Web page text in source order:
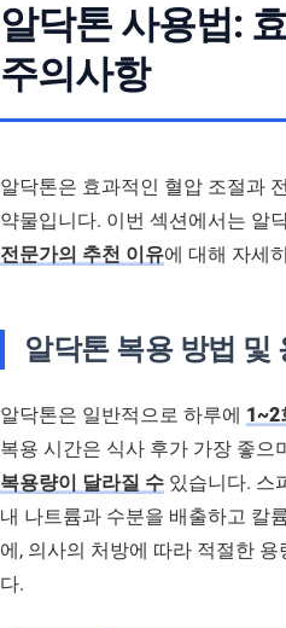
알닥톤 사용법:
주의사항
알닥톤은 효과적인 혈압 조절과
약물입니다. 이번 섹션에서는 알
전문가의 추천 이유에 대해 자세
알닥톤 복용 방법 및
알닥톤은 일반적으로 하루에 1~2
복용 시간은 식사 후가 가장 좋으
복용량이 달라질 수 있습니다. 스
내 나트륨과 수분을 배출하고 칼
에, 의사의 처방에 따라 적절한
다.